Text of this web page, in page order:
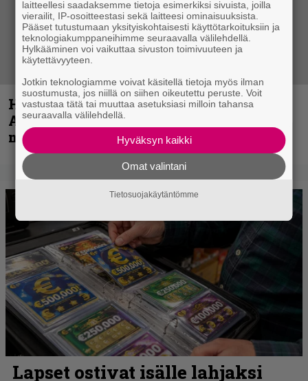
Hellsinki Metal Festival kuvina, osa 1 –
Accept, Carcass, Black Label Society ja
muita avauspäivän esiintyjiä
laitteellesi saadaksemme tietoja esimerkiksi sivuista, joilla
vierailit, IP-osoitteestasi sekä laitteesi ominaisuuksista.
Pääset tutustumaan yksityiskohtaisesti käyttötarkoituksiin ja
teknologiakumppaneihimme seuraavalla välilehdellä.
Hylkääminen voi vaikuttaa sivuston toimivuuteen ja
käytettävyyteen.
Jotkin teknologiamme voivat käsitellä tietoja myös ilman
suostumusta, jos niillä on siihen oikeutettu peruste. Voit
vastustaa tätä tai muuttaa asetuksiasi milloin tahansa
seuraavalla välilehdellä.
Hyväksyn kaikki
Omat valintani
Tietosuojakäytäntömme